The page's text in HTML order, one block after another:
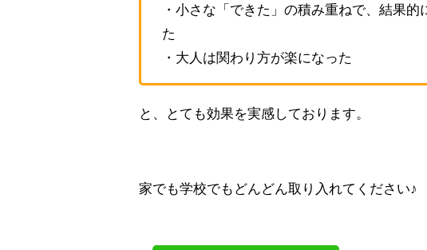
・小さな「できた」の積み重ねで、結果
た
・大人は関わり方が楽になった
と、とても効果を実感しております。
家でも学校でもどんどん取り入れてください♪